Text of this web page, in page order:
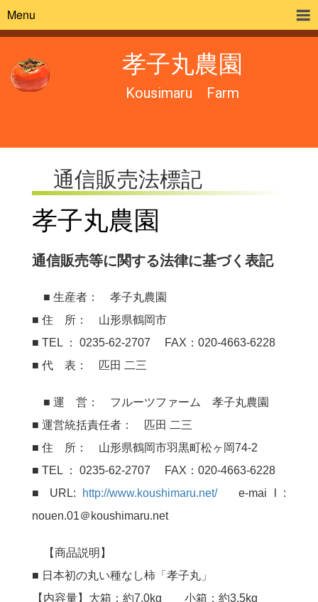
Menu
孝子丸農園
Kousimaru Farm
通信販売法標記
孝子丸農園
通信販売等に関する法律に基づく表記
■ 生産者： 孝子丸農園
■ 住 所： 山形県鶴岡市
■ TEL ： 0235-62-2707 FAX：020-4663-6228
■ 代 表： 匹田 二三
■ 運 営： フルーツファーム 孝子丸農園
■ 運営統括責任者： 匹田 二三
■ 住 所： 山形県鶴岡市羽黒町松ヶ岡74-2
■ TEL ： 0235-62-2707 FAX：020-4663-6228
■ URL:
http://www.koushimaru.net/e-mai l :
nouen.01＠koushimaru.net
【商品説明】
■ 日本初の丸い種なし柿「孝子丸」
【内容量】大箱：約7.0kg 小箱：約3.5kg